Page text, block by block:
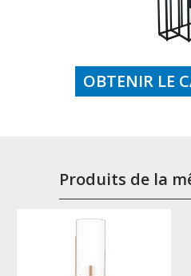
OBTENIR LE
Produits de la